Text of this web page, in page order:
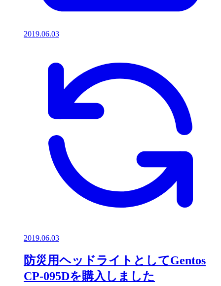
2019.06.03
2019.06.03
防災用ヘッドライトとしてGentos
CP-095Dを購入しました